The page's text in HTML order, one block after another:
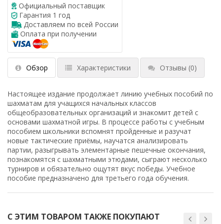
Официальный поставщик
Гарантия 1 год
Доставляем по всей России
Оплата при получении
Обзор Характеристики Отзывы (0)
Настоящее издание продолжает линию учебных пособий по
шахматам для учащихся начальных классов
общеобразовательных организаций и знакомит детей с
основами шахматной игры. В процессе работы с учебным
пособием школьники вспомнят пройденные и разучат
новые тактические приёмы, научатся анализировать
партии, разыгрывать элементарные пешечные окончания,
познакомятся с шахматными этюдами, сыграют несколько
турниров и обязательно ощутят вкус победы. Учебное
пособие предназначено для третьего года обучения.
С ЭТИМ ТОВАРОМ ТАКЖЕ ПОКУПАЮТ